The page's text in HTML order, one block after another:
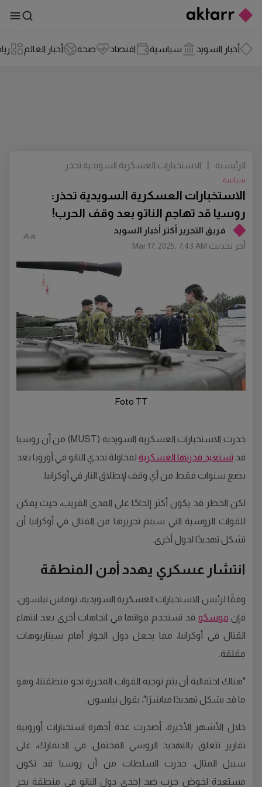
أخبار السويد سياسية اقتصاد صحة أخبار العالم
فريق التجرير أكتر أخبار السويد
أخر تحديث Mar 17, 2025, 7:43 AM
الاستخبارات العسكرية السويدية تحذر:
روسيا قد تهاجم الناتو بعد وقف الحرب!
سياسة
الرئيسية
الاستخبارات العسكرية السويدية تحذر:
Foto TT
حذرت الاستخبارات العسكرية السويدية (MUST) من أن روسيا
قد تستعيد قدرتها العسكرية لمحاولة تحدي الناتو في أوروبا بعد
بضع سنوات فقط من أي وقف لإطلاق النار في أوكرانيا.
لكن الخطر قد يكون أكثر إلحاحًا على المدى القريب، حيث يمكن
للقوات الروسية التي سيتم تحريرها من القتال في أوكرانيا أن
تشكل تهديدًا لدول أخرى.
انتشار عسكري يهدد أمن المنطقة
وفقًا لرئيس الاستخبارات العسكرية السويدية، توماس نيلسون،
فإن موسكو قد تستخدم قواتها في اتجاهات أخرى بعد انتهاء
القتال في أوكرانيا، مما يجعل دول الجوار أمام سيناريوهات
مقلقة.
"هناك احتمالية أن يتم توجيه القوات المحررة نحو منطقتنا، وهو
ما قد يشكل تهديدًا مباشرًا"، يقول نيلسون.
خلال الأشهر الأخيرة، أصدرت عدة أجهزة استخبارات أوروبية
تقارير تتعلق بالتهديد الروسي المحتمل. في الدنمارك، على
سبيل المثال، حذرت السلطات من أن روسيا قد تكون
مستعدة لخوض حرب ضد إحدى دول الناتو في منطقة بحر